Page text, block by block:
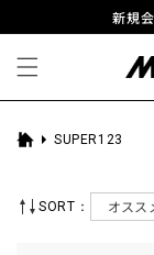
新規
ホ
SUPER123
SORT：